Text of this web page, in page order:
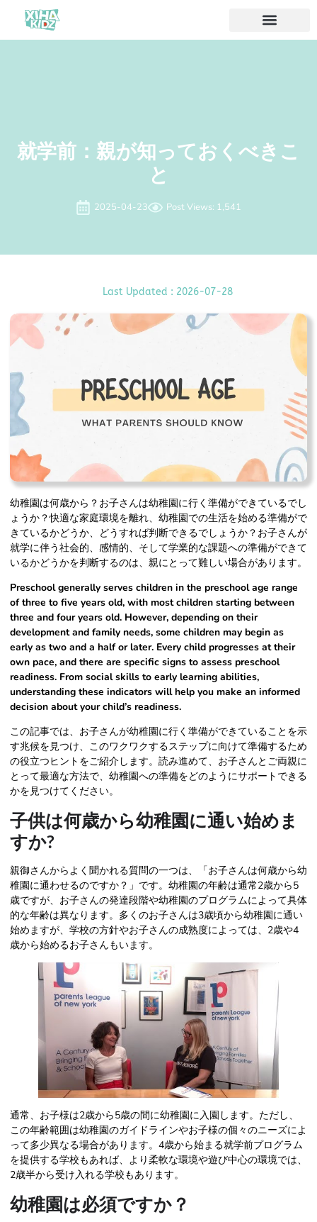
就学前：親が知っておくべきこ
と
2025-04-23 Post Views: 1,541
Last Updated : 2026-07-28
幼稚園は何歳から？お子さんは幼稚園に行く準備ができているでし
ょうか？快適な家庭環境を離れ、幼稚園での生活を始める準備がで
きているかどうか、どうすれば判断できるでしょうか？お子さんが
就学に伴う社会的、感情的、そして学業的な課題への準備ができて
いるかどうかを判断するのは、親にとって難しい場合があります。
Preschool generally serves children in the preschool age range
of three to five years old, with most children starting between
three and four years old. However, depending on their
development and family needs, some children may begin as
early as two and a half or later. Every child progresses at their
own pace, and there are specific signs to assess preschool
readiness. From social skills to early learning abilities,
understanding these indicators will help you make an informed
decision about your child’s readiness.
この記事では、お子さんが幼稚園に行く準備ができていることを示
す兆候を見つけ、このワクワクするステップに向けて準備するため
の役立つヒントをご紹介します。読み進めて、お子さんとご両親に
とって最適な方法で、幼稚園への準備をどのようにサポートできる
かを見つけてください。
子供は何歳から幼稚園に通い始めま
すか?
親御さんからよく聞かれる質問の一つは、「お子さんは何歳から幼
稚園に通わせるのですか？」です。幼稚園の年齢は通常2歳から5
歳ですが、お子さんの発達段階や幼稚園のプログラムによって具体
的な年齢は異なります。多くのお子さんは3歳頃から幼稚園に通い
始めますが、学校の方針やお子さんの成熟度によっては、2歳や4
歳から始めるお子さんもいます。
通常、お子様は2歳から5歳の間に幼稚園に入園します。ただし、
この年齢範囲は幼稚園のガイドラインやお子様の個々のニーズによ
って多少異なる場合があります。4歳から始まる就学前プログラム
を提供する学校もあれば、より柔軟な環境や遊び中心の環境では、
2歳半から受け入れる学校もあります。
幼稚園は必須ですか？